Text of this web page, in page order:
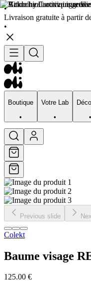
•
Livraison gratuite à partir
•
Boutique
•
Votre Lab
•
•
Boutique
•
Votre Lab
•
•
Visage
Corps
Sélections
Previous slide
Colekt
Baume visage
125.00 €